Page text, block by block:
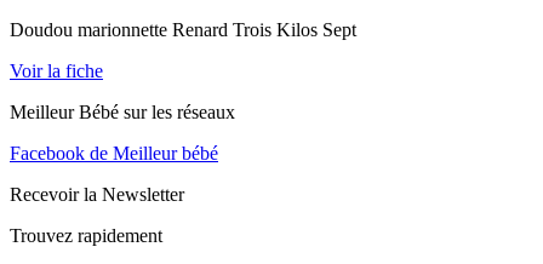
Doudou marionnette Renard Trois Kilos Sept
Voir la fiche
Meilleur Bébé sur les réseaux
Facebook de Meilleur bébé
Recevoir la Newsletter
Trouvez rapidement